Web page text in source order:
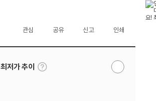
관심 공유 신고 인쇄
최저가 추이
툴
팁
알